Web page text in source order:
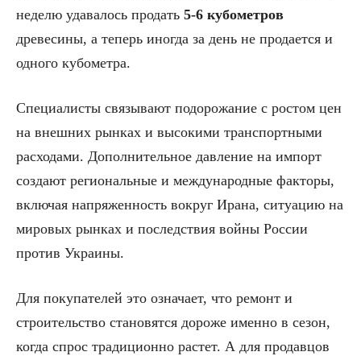
неделю удавалось продать 5-6 кубометров
древесины, а теперь иногда за день не продается и
одного кубометра.
Специалисты связывают подорожание с ростом цен
на внешних рынках и высокими транспортными
расходами. Дополнительное давление на импорт
создают региональные и международные факторы,
включая напряженность вокруг Ирана, ситуацию на
мировых рынках и последствия войны России
против Украины.
Для покупателей это означает, что ремонт и
строительство становятся дороже именно в сезон,
когда спрос традиционно растет. А для продавцов